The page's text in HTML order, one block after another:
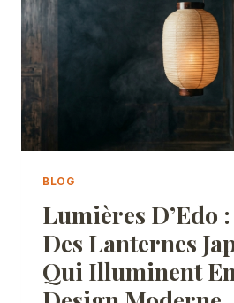
HISTOIRE
BLOG
Lumières D’Edo
Des Lanternes
Qui Illuminent